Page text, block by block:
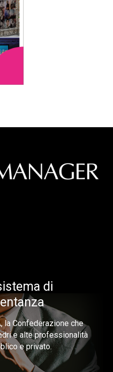
di
, la Confederazione che
e alte professionalità
e privato.